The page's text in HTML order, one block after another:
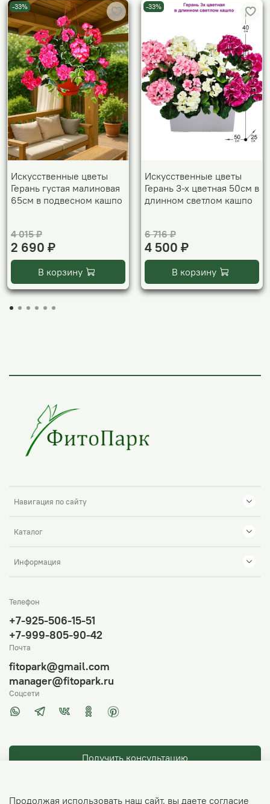
-33%
Искусственные цветы
Герань густая малиновая
65см в подвесном кашпо
4 015 ₽
2 690 ₽
В корзину
-33%
Искусственные цветы
Герань 3-х цветная 50см в
длинном светлом кашпо
6 716 ₽
4 500 ₽
В корзину
Навигация по сайту
Каталог
Информация
Получить консультацию
Телефон
+7-925-506-15-51
+7-999-805-90-42
Почта
fitopark@gmail.com
manager@fitopark.ru
Соцсети
Продолжая использовать наш сайт, вы даете согласие